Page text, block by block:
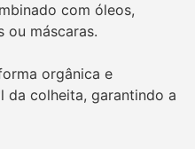
com óleos,
ou máscaras.
orgânica e
da colheita, garantindo a